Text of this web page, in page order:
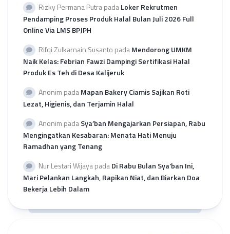
Rizky Permana PutrapadaLoker Rekrutmen
Pendamping Proses Produk Halal Bulan Juli 2026 Full
Online Via LMS BPJPH
Rifqi Zulkarnain Susanto padaMendorong UMKM
Naik Kelas: Febrian Fawzi Dampingi Sertifikasi Halal
Produk Es Teh di Desa Kalijeruk
Anonim padaMapan Bakery Ciamis Sajikan Roti
Lezat, Higienis, dan Terjamin Halal
Anonim padaSya’ban Mengajarkan Persiapan, Rabu
Mengingatkan Kesabaran: Menata Hati Menuju
Ramadhan yang Tenang
Nur Lestari WijayapadaDi Rabu Bulan Sya’ban Ini,
Mari Pelankan Langkah, Rapikan Niat, dan Biarkan Doa
Bekerja Lebih Dalam